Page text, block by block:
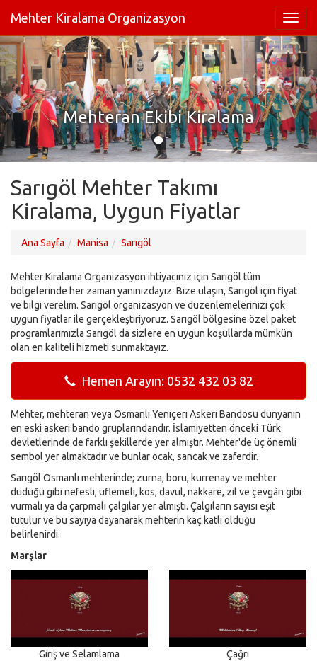
Mehter Kiralama Organizasyon
Mehteran Ekibi Kiralama
Sarıgöl Mehter Takımı
Kiralama, Uygun Fiyatlar
Ana Sayfa Manisa Sarıgöl
Mehter Kiralama Organizasyon ihtiyacınız için Sarıgöl tüm
bölgelerinde her zaman yanınızdayız. Bize ulaşın, Sarıgöl için fiyat
ve bilgi verelim. Sarıgöl organizasyon ve düzenlemelerinizi çok
uygun fiyatlar ile gerçekleştiriyoruz. Sarıgöl bölgesine özel paket
programlarımızla Sarıgöl da sizlere en uygun koşullarda mümkün
olan en kaliteli hizmeti sunmaktayız.
Hemen Arayın: 0532 432 03 82
Mehter, mehteran veya Osmanlı Yeniçeri Askeri Bandosu dünyanın
en eski askeri bando gruplarındandır. İslamiyetten önceki Türk
devletlerinde de farklı şekillerde yer almıştır. Mehter'de üç önemli
sembol yer almaktadır ve bunlar ocak, sancak ve zaferdir.
Sarıgöl Osmanlı mehterinde; zurna, boru, kurrenay ve mehter
düdüğü gibi nefesli, üflemeli, kös, davul, nakkare, zil ve çevgân gibi
vurmalı ya da çarpmalı çalgılar yer almıştı. Çalgıların sayısı eşit
tutulur ve bu sayıya dayanarak mehterin kaç katlı olduğu
belirlenirdi.
Marşlar
Giriş ve Selamlama Çağrı